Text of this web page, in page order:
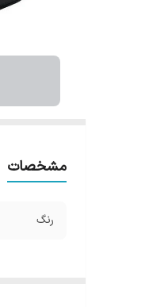
مشخصات
رنگ